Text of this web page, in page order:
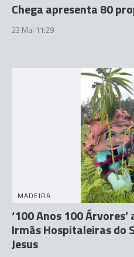
Chega apresenta 80
23 Mai 11:29
MADEIRA
‘100 Anos 100
Irmãs Hospitaleiras do
Jesus